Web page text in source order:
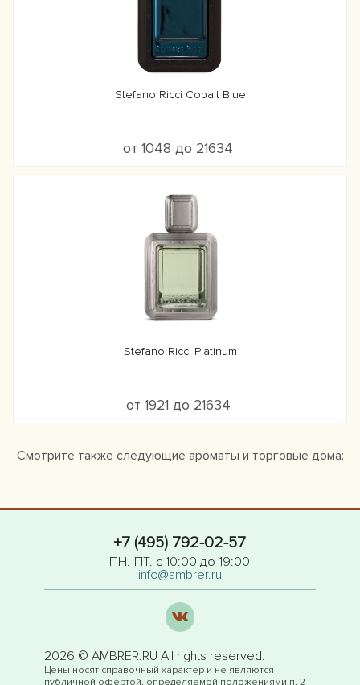
Stefano Ricci Cobalt Blue
от 1048 до 21634
Stefano Ricci Platinum
от 1921 до 21634
Смотрите также следующие ароматы и торговые дома:
+7 (495) 792-02-57
ПН.-ПТ. с 10:00 до 19:00
info@ambrer.ru
2026 © AMBRER.RU All rights reserved.
Цены носят справочный характер и не являются
публичной офертой, определяемой положениями п. 2